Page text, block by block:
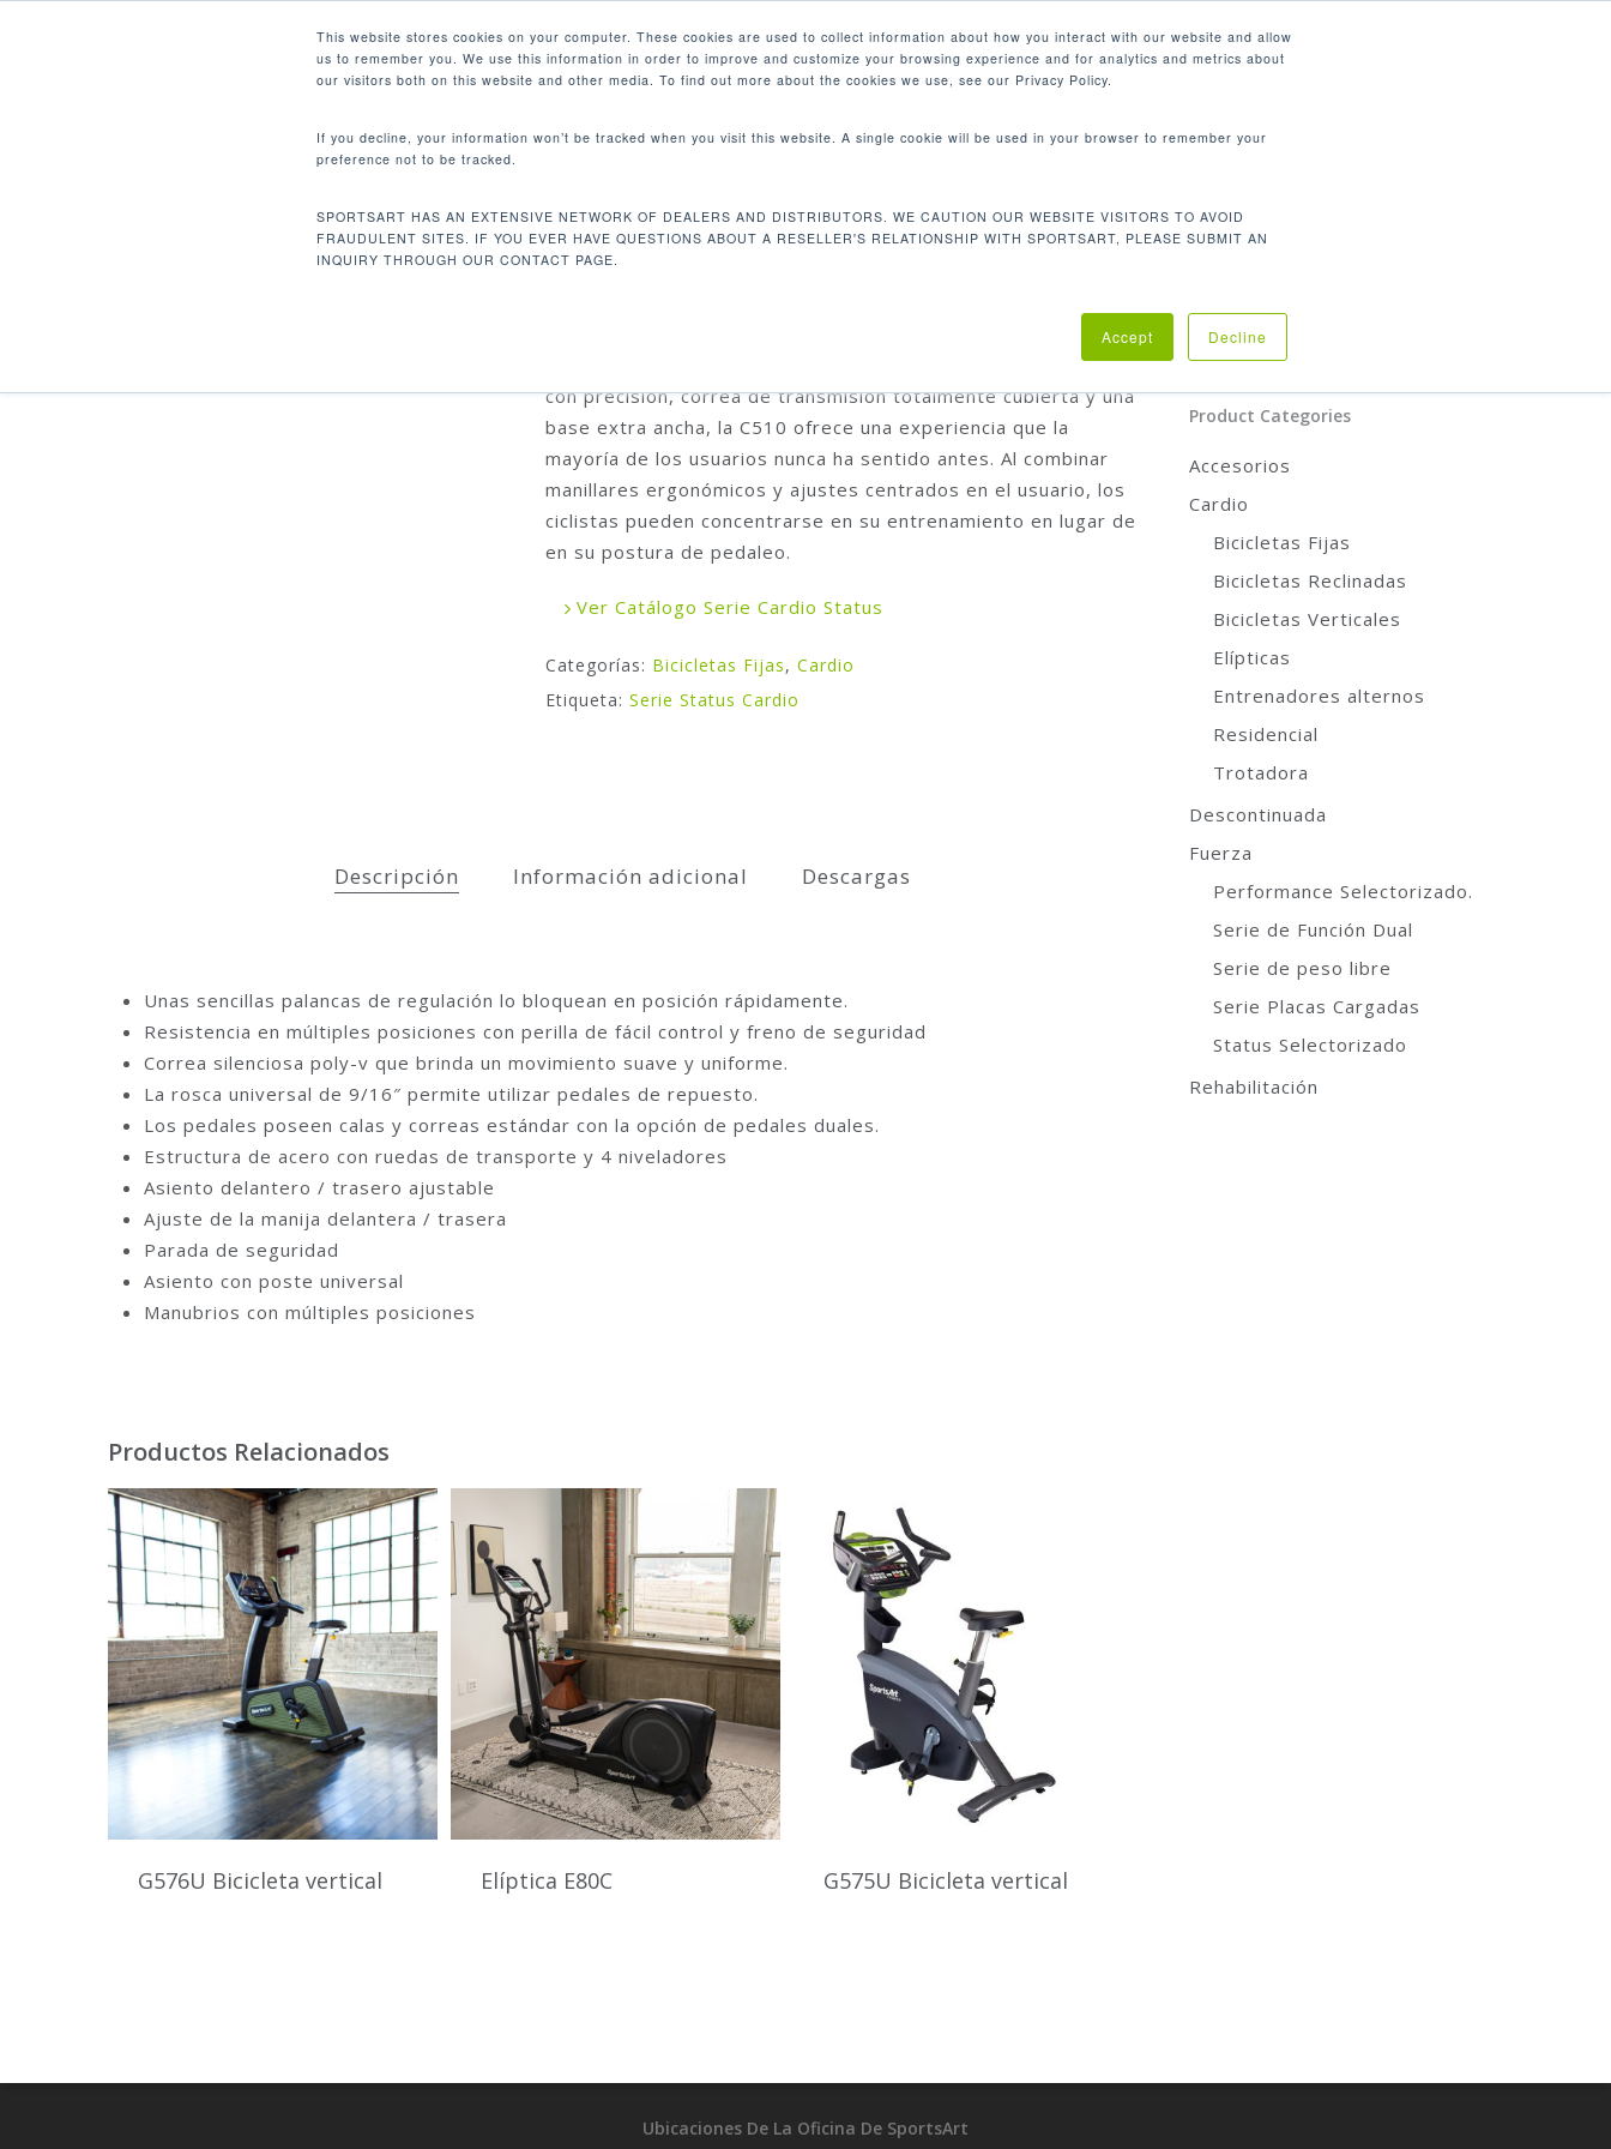
This website stores cookies on your computer. These cookies are used to collect information about how you interact with our website and allow
us to remember you. We use this information in order to improve and customize your browsing experience and for analytics and metrics about
our visitors both on this website and other media. To find out more about the cookies we use, see our Privacy Policy.
If you decline, your information won’t be tracked when you visit this website. A single cookie will be used in your browser to remember your
preference not to be tracked.
SPORTSART HAS AN EXTENSIVE NETWORK OF DEALERS AND DISTRIBUTORS. WE CAUTION OUR WEBSITE VISITORS TO AVOID
FRAUDULENT SITES. IF YOU EVER HAVE QUESTIONS ABOUT A RESELLER'S RELATIONSHIP WITH SPORTSART, PLEASE SUBMIT AN
INQUIRY THROUGH OUR CONTACT PAGE.
Accept Decline
LinkedIn
Hit enter to search or ESC to close
PRODUCTOS MERCADOS EMPRESA
C510 BICICLETA FIJA
energía y competencia. Con un volante de inercia mecanizado
con precisión, correa de transmisión totalmente cubierta y una
base extra ancha, la C510 ofrece una experiencia que la
mayoría de los usuarios nunca ha sentido antes. Al combinar
manillares ergonómicos y ajustes centrados en el usuario, los
ciclistas pueden concentrarse en su entrenamiento en lugar de
en su postura de pedaleo.
Ver Catálogo Serie Cardio Status
Categorías: Bicicletas Fijas, Cardio
Etiqueta: Serie Status Cardio
Descripción Información adicional Descargas
Unas sencillas palancas de regulación lo bloquean en posición rápidamente.
Resistencia en múltiples posiciones con perilla de fácil control y freno de seguridad
Correa silenciosa poly-v que brinda un movimiento suave y uniforme.
La rosca universal de 9/16″ permite utilizar pedales de repuesto.
Los pedales poseen calas y correas estándar con la opción de pedales duales.
Estructura de acero con ruedas de transporte y 4 niveladores
Asiento delantero / trasero ajustable
Ajuste de la manija delantera / trasera
Parada de seguridad
Asiento con poste universal
Manubrios con múltiples posiciones
Productos Relacionados
G576U Bicicleta vertical Elíptica E80C G575U Bicicleta vertical
CARDIO
ACCESORIOS
Product Categories
Accesorios
Cardio
Bicicletas Fijas
Bicicletas Reclinadas
Bicicletas Verticales
Elípticas
Entrenadores alternos
Residencial
Trotadora
Descontinuada
Fuerza
Performance Selectorizado.
Serie de Función Dual
Serie de peso libre
Serie Placas Cargadas
Status Selectorizado
Rehabilitación
Ubicaciones De La Oficina De SportsArt